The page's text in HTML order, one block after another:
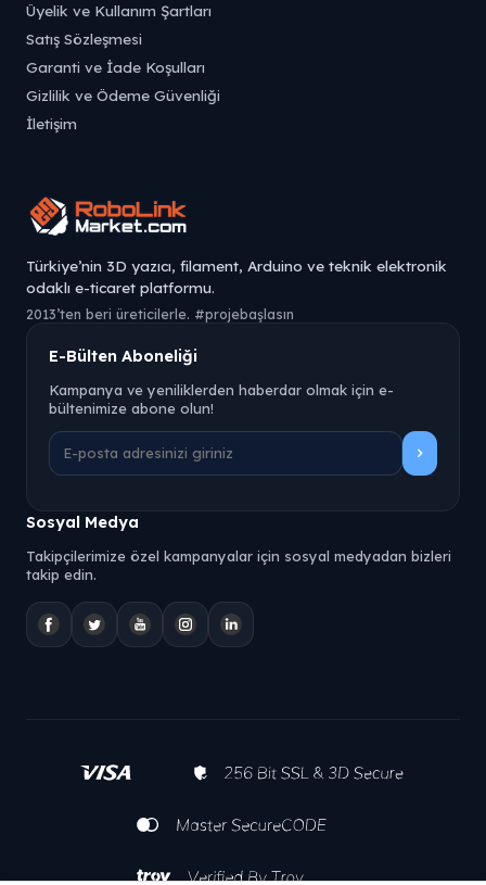
Üyelik ve Kullanım Şartları
Satış Sözleşmesi
Garanti ve İade Koşulları
Gizlilik ve Ödeme Güvenliği
İletişim
Türkiye’nin 3D yazıcı, filament, Arduino ve teknik elektronik
odaklı e-ticaret platformu.
2013’ten beri üreticilerle. #projebaşlasın
E-Bülten Aboneliği
Kampanya ve yeniliklerden haberdar olmak için e-
bültenimize abone olun!
Sosyal Medya
Takipçilerimize özel kampanyalar için sosyal medyadan bizleri
takip edin.